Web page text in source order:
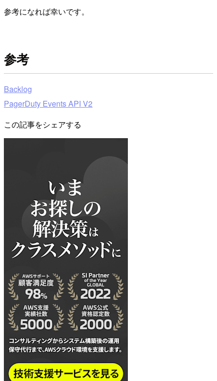
参考になれば幸いです。
参考
Backlog
PagerDuty Events API V2
この記事をシェアする